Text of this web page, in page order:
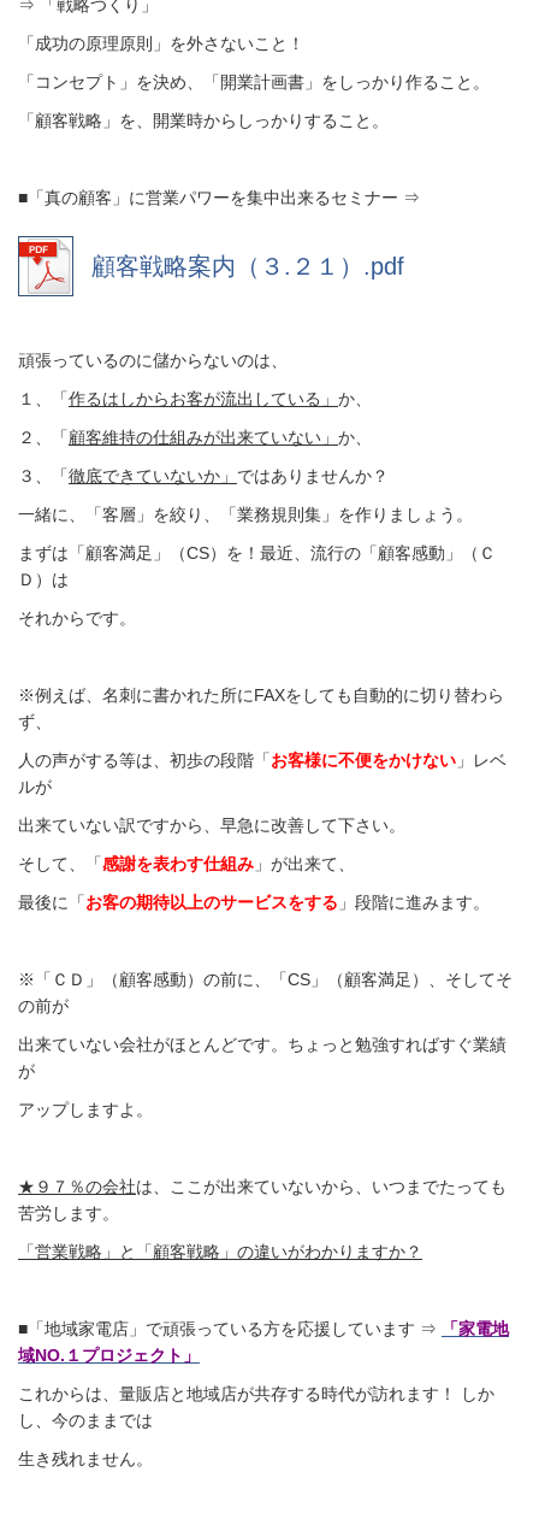
⇒ 「戦略つくり」
「成功の原理原則」を外さないこと！
「コンセプト」を決め、「開業計画書」をしっかり作ること。
「顧客戦略」を、開業時からしっかりすること。
■「真の顧客」に営業パワーを集中出来るセミナー ⇒
顧客戦略案内（３.２１）.pdf
頑張っているのに儲からないのは、
１、「作るはしからお客が流出している」 か、
２、「顧客維持の仕組みが出来ていない」 か、
３、「徹底できていないか」 ではありませんか？
一緒に、「客層」を絞り、「業務規則集」を作りましょう。
まずは「顧客満足」（CS）を！最近、流行の「顧客感動」（Ｃ
Ｄ）は
それからです。
※例えば、名刺に書かれた所にFAXをしても自動的に切り替わら
ず、
人の声がする等は、初歩の段階「お客様に不便をかけない 」レベ
ルが
出来ていない訳ですから、早急に改善して下さい。
そして、「感謝を表わす仕組み 」が出来て、
最後に「お客の期待以上のサービスをする 」段階に進みます。
※「ＣＤ」（顧客感動）の前に、「CS」（顧客満足）、そしてそ
の前が
出来ていない会社がほとんどです。ちょっと勉強すればすぐ業績
が
アップしますよ。
★９７％の会社は、ここが出来ていないから、いつまでたっても
苦労します。
「営業戦略」と「顧客戦略」の違いがわかりますか？
■「地域家電店」で頑張っている方を応援しています ⇒
「家電地
域NO.１プロジェクト」
これからは、量販店と地域店が共存する時代が訪れます！ しか
し、今のままでは
生き残れません。